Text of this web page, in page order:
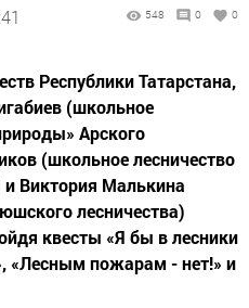
548 0 0
Республики Татарстана,
(школьное
Арского
(школьное лесничество
Виктория Малькина
лесничества)
квесты «Я бы в лесники
«Лесным пожарам - нет!» и